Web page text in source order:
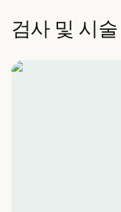
검사 및 시술